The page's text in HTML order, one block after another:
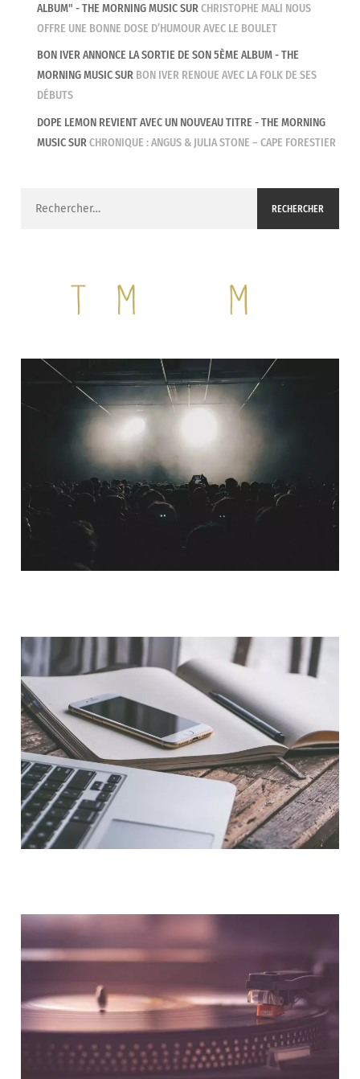
ALBUM" - THE MORNING MUSICSURCHRISTOPHE MALI NOUS
OFFRE UNE BONNE DOSE D’HUMOUR AVEC LE BOULET
BON IVER ANNONCE LA SORTIE DE SON 5ÈME ALBUM - THE
MORNING MUSICSUR BON IVER RENOUE AVEC LA FOLK DE SES
DÉBUTS
DOPE LEMON REVIENT AVEC UN NOUVEAU TITRE - THE MORNING
MUSICSURCHRONIQUE : ANGUS & JULIA STONE – CAPE FORESTIER